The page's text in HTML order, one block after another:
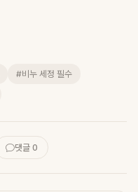
#비누 세정 필수
댓글 0